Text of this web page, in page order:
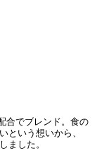
合でブレンド。食の
という想いから、
ました。